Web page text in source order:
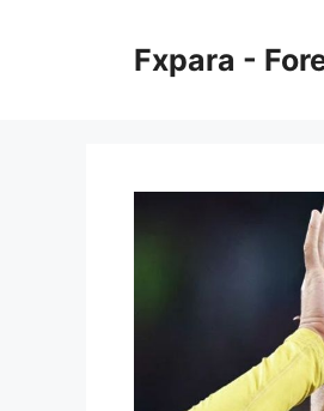
Fxpara -